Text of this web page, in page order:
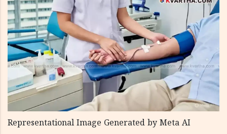
Representational Image Generated by Meta AI